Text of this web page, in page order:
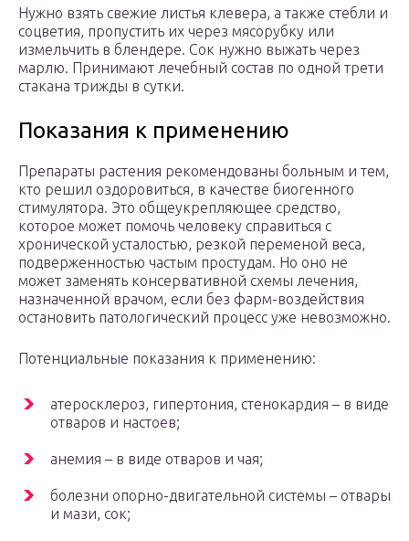
Нужно взять свежие листья клевера, а также стебли и
соцветия, пропустить их через мясорубку или
измельчить в блендере. Сок нужно выжать через
марлю. Принимают лечебный состав по одной трети
стакана трижды в сутки.
Показания к применению
Препараты растения рекомендованы больным и тем,
кто решил оздоровиться, в качестве биогенного
стимулятора. Это общеукрепляющее средство,
которое может помочь человеку справиться с
хронической усталостью, резкой переменой веса,
подверженностью частым простудам. Но оно не
может заменять консервативной схемы лечения,
назначенной врачом, если без фарм-воздействия
остановить патологический процесс уже невозможно.
Потенциальные показания к применению:
атеросклероз, гипертония, стенокардия – в виде
отваров и настоев;
анемия – в виде отваров и чая;
болезни опорно-двигательной системы – отвары
и мази, сок;